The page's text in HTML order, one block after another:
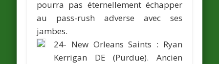
pourra pas éternellement échapper
au pass-rush adverse avec ses
jambes.
24- New Orleans Saints : Ryan
Kerrigan DE (Purdue). Ancien